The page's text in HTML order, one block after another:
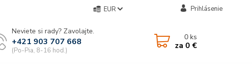
EUR Prihlásenie
Neviete si rady? Zavolajte.
+421 903 707 668
(Po-Pia, 8-16 hod.)
0ks
za 0 €